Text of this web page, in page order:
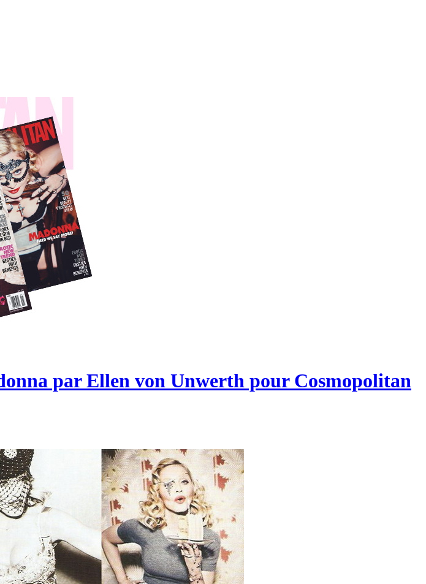
par Ellen von Unwerth pour Cosmopolitan